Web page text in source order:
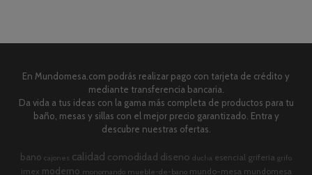
En Mundomesa.com podrás realizar pago con tarjeta de crédito y
mediante transferencia bancaria.
Da vida a tus ideas con la gama más completa de productos para tu
baño, mesas y sillas con el mejor precio garantizado. Entra y
descubre nuestras ofertas.
bano cajones calidad comodidad diseno ducha esencial griferia grifo
imex moderno monomando mueble-de-bano mundo-mesa mundomesa